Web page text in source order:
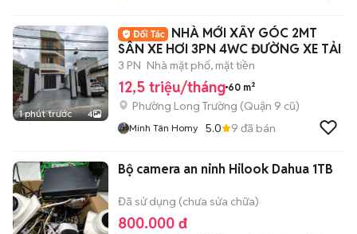
1 phút trước 4
NHÀ MỚI XÂY GÓC 2MT
SÂN XE HƠI 3PN 4WC ĐƯỜNG XE TẢI
3 PN Nhà mặt phố, mặt tiền
12,5 triệu/tháng 60 m²
Phường Long Trường (Quận 9 cũ)
Minh Tân Homy 5.0 9 đã bán
Bộ camera an ninh Hilook Dahua 1TB
Đã sử dụng (chưa sửa chữa)
800.000 đ